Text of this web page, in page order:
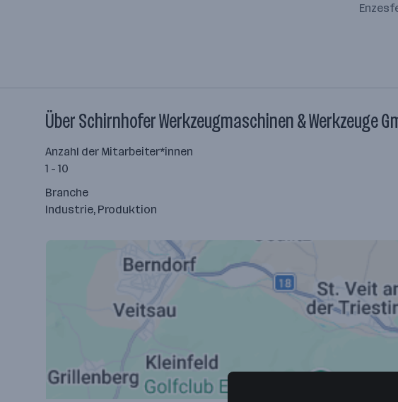
Über Schirnhofer Werkzeugmaschinen & Werkzeuge
Anzahl der Mitarbeiter*innen
1 - 10
Branche
Industrie, Produktion